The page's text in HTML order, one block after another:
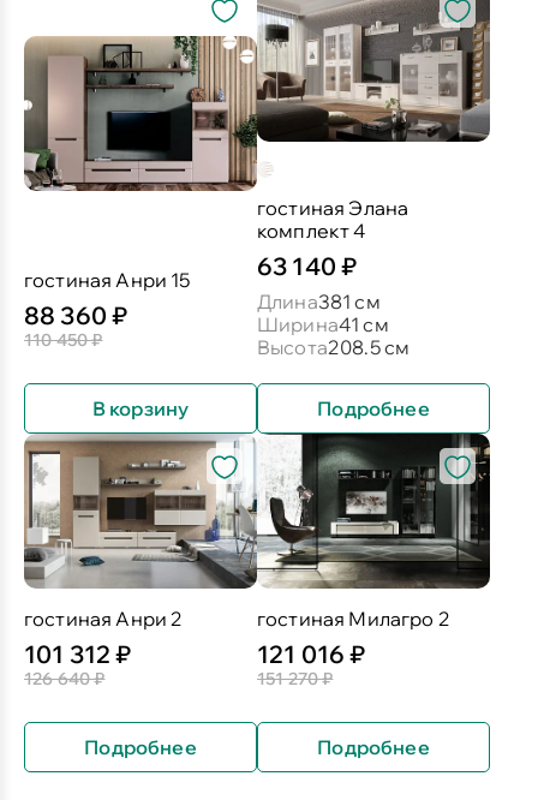
гостиная Анри 15
88 360 ₽
110 450 ₽
В корзину
гостиная Элана
комплект 4
63 140 ₽
Длина381 см
Ширина41 см
Высота208.5 см
Подробнее
гостиная Анри 2
101 312 ₽
126 640 ₽
Подробнее
гостиная Милагро 2
121 016 ₽
151 270 ₽
Подробнее